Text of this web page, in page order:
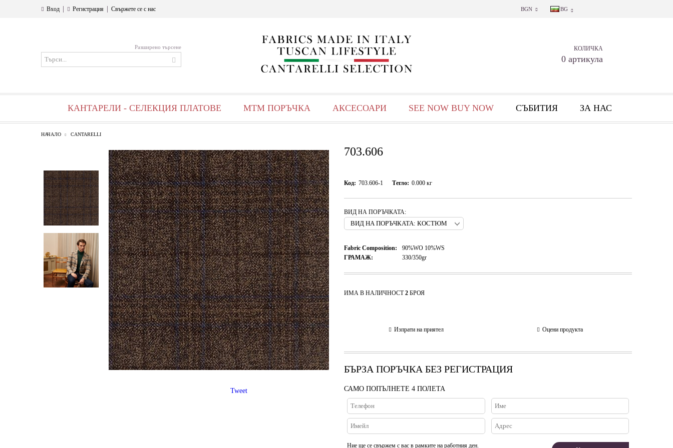
Вход Регистрация Свържете се с нас BGN BG
Разширено търсене КОЛИЧКА
0 артикула
КАНТАРЕЛИ - СЕЛЕКЦИЯ ПЛАТОВЕ МТМ ПОРЪЧКА АКСЕСОАРИ SEE NOW BUY NOW СЪБИТИЯ ЗА НАС
НАЧАЛО CANTARELLI
703.606
Код: 703.606-1 Тегло: 0.000 кг
ВИД НА ПОРЪЧКАТА:
Fabric Composition:
90%WO 10%WS
ГРАМАЖ:
330/350gr
ИМА В НАЛИЧНОСТ2 БРОЯ
Изпрати на приятел Оцени продукта
БЪРЗА ПОРЪЧКА БЕЗ РЕГИСТРАЦИЯ
САМО ПОПЪЛНЕТЕ 4 ПОЛЕТА
Ние ще се свържем с вас в рамките на работния ден.
Tweet